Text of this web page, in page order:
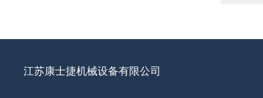
江苏康士捷机械设备有限公司